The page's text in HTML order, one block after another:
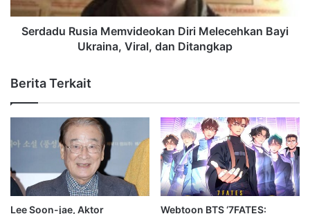
Serdadu Rusia Memvideokan Diri Melecehkan Bayi
Ukraina, Viral, dan Ditangkap
Berita Terkait
Lee Soon-jae, Aktor
Webtoon BTS ‘7FATES: